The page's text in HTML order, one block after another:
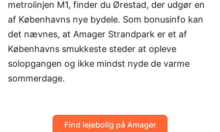
metrolinjen M1, finder du Ørestad, der udgør en
af Københavns nye bydele. Som bonusinfo kan
det nævnes, at Amager Strandpark er et af
Københavns smukkeste steder at opleve
solopgangen og ikke mindst nyde de varme
sommerdage.
Find lejebolig på Amager